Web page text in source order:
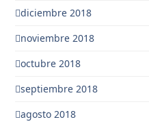
diciembre 2018
noviembre 2018
octubre 2018
septiembre 2018
agosto 2018